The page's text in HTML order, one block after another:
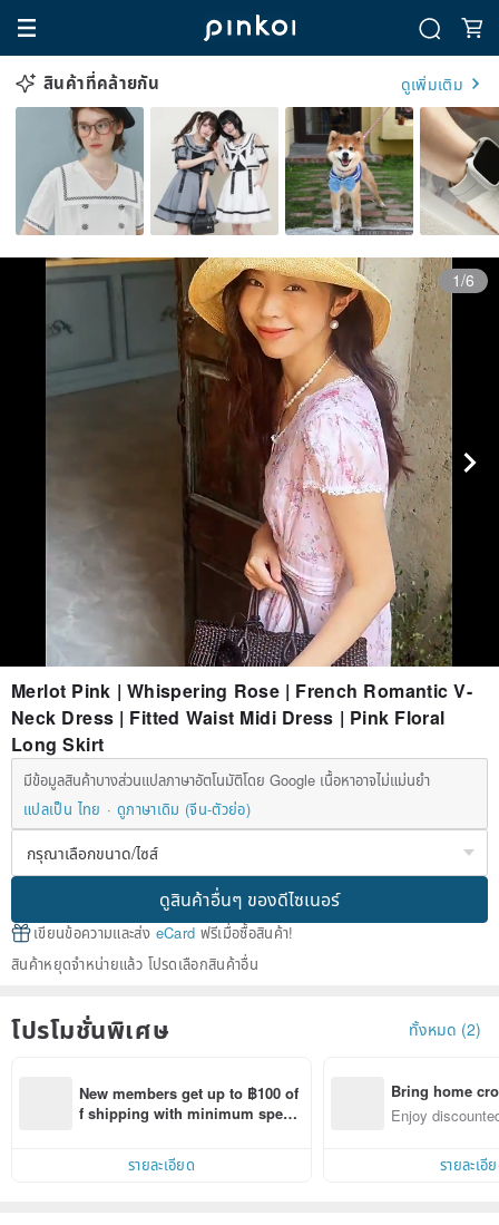
สินค้าที่คล้ายกัน ดูเพิ่มเติม
1/6
Merlot Pink | Whispering Rose | French Romantic V-
Neck Dress | Fitted Waist Midi Dress | Pink Floral
Long Skirt
มีข้อมูลสินค้าบางส่วนแปลภาษาอัตโนมัติโดย Google เนื้อหาอาจไม่แม่นยำ
แปลเป็น ไทย
ดูภาษาเดิม (จีน-ตัวย่อ)
ดูสินค้าอื่นๆ ของดีไซเนอร์
เขียนข้อความและส่ง eCard ฟรีเมื่อซื้อสินค้า!
สินค้าหยุดจำหน่ายแล้ว โปรดเลือกสินค้าอื่น
โปรโมชั่นพิเศษ ทั้งหมด (2)
New members get up to ฿100 of
f shipping with minimum spen
within 7 days!
รายละเอียด
Bring home
n with ease
Enjoy
รายละเอี